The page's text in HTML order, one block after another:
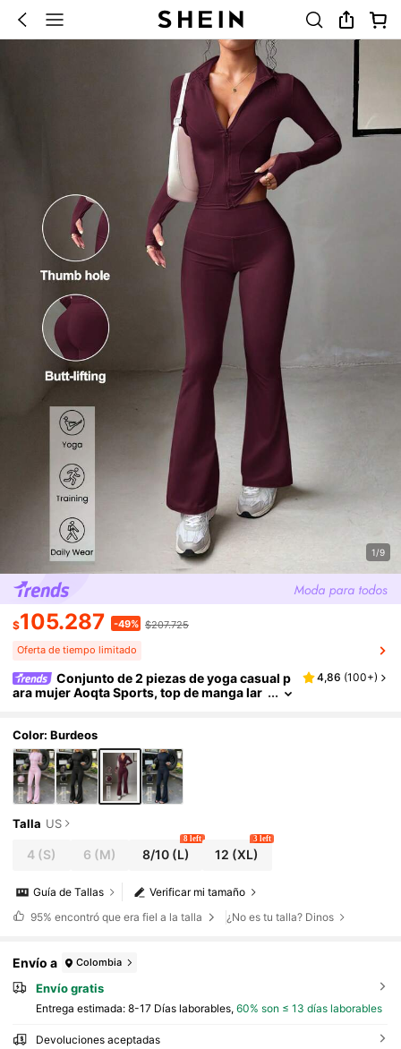
1/9
$105.287 -49% $207.725
Oferta de tiempo limitado
Conjunto de 2 piezas de yoga casual p
ara mujer Aoqta Sports, top de manga lar
zante, para yoga, correr, entrenamiento, uso
diario
4,86 (100+)
Color: Burdeos
Talla US
4 (S) 6 (M) 8/10(L)
8 left
12 (XL)
3 left
Verificar mi tamaño
Guía de Tallas
95% encontró que era fiel a la talla ¿No es tu talla? Dinos
Envío a Colombia
Envío gratis
Entrega estimada: 8-17 Días laborables, 60% son ≤ 13 días laborables
Devoluciones aceptadas